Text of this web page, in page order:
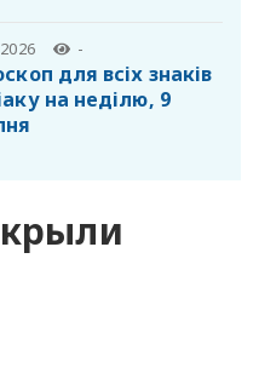
-
для всіх знаків
на неділю, 9